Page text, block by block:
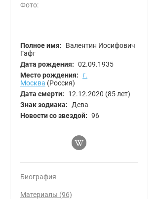
Фото:
Полное имя:
Валентин Иосифович
Гафт
Дата рождения: 02.09.1935
Место рождения:
г.
Москва (Россия)
Дата смерти:
12.12.2020 (85 лет)
Знак зодиака:
Дева
Новости со звездой: 96
Биография
Материалы (96)